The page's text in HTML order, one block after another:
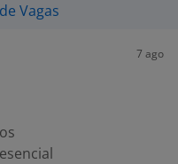
Vagas
7 ago